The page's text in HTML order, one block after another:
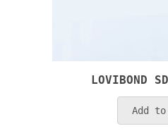
LOVIBOND
Add